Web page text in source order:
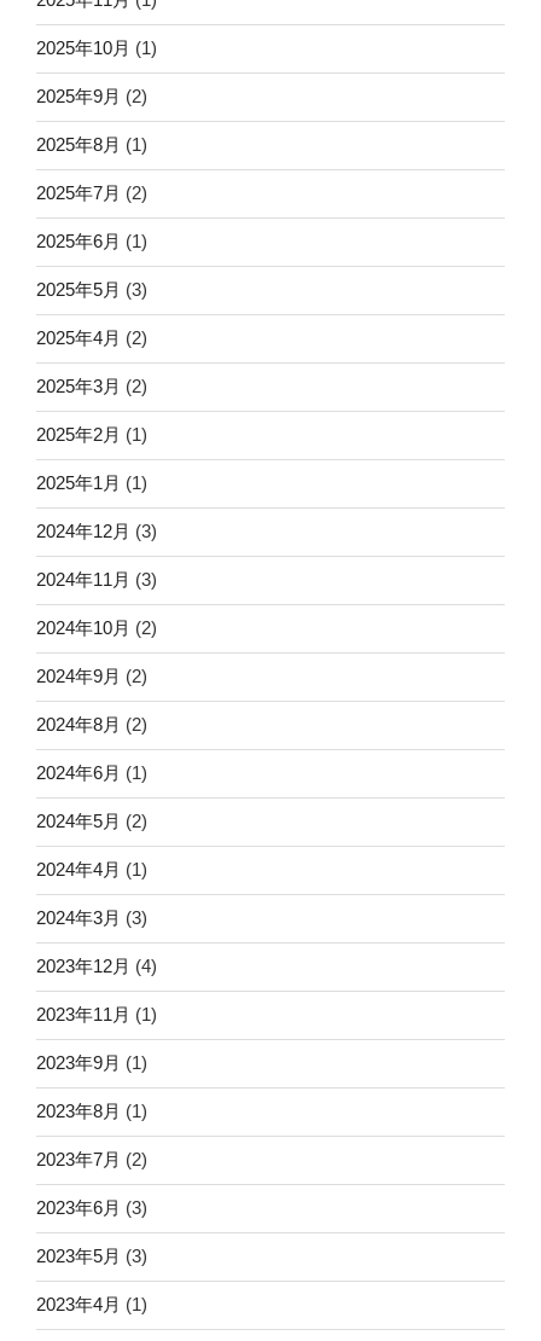
2025年10月 (1)
2025年9月 (2)
2025年8月 (1)
2025年7月 (2)
2025年6月 (1)
2025年5月 (3)
2025年4月 (2)
2025年3月 (2)
2025年2月 (1)
2025年1月 (1)
2024年12月 (3)
2024年11月 (3)
2024年10月 (2)
2024年9月 (2)
2024年8月 (2)
2024年6月 (1)
2024年5月 (2)
2024年4月 (1)
2024年3月 (3)
2023年12月 (4)
2023年11月 (1)
2023年9月 (1)
2023年8月 (1)
2023年7月 (2)
2023年6月 (3)
2023年5月 (3)
2023年4月 (1)